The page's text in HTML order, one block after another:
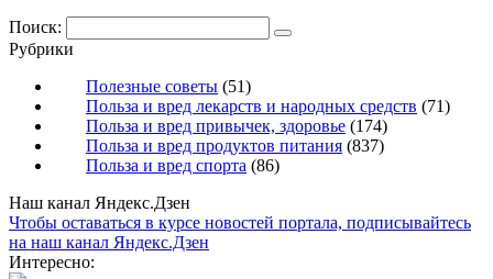
Поиск:
Рубрики
Полезные советы (51)
Польза и вред лекарств и народных средств (71)
Польза и вред привычек, здоровье (174)
Польза и вред продуктов питания (837)
Польза и вред спорта (86)
Наш канал Яндекс.Дзен
Чтобы оставаться в курсе новостей портала, подписывайтесь
на наш канал Яндекс.Дзен
Интересно: